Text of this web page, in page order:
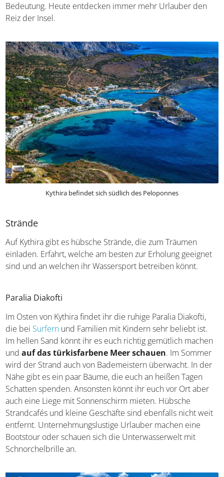
Bedeutung. Heute entdecken immer mehr Urlauber den
Reiz der Insel.
Kythira befindet sich südlich des Peloponnes
Strände
Auf Kythira gibt es hübsche Strände, die zum Träumen
einladen. Erfahrt, welche am besten zur Erholung geeignet
sind und an welchen ihr Wassersport betreiben könnt.
Paralia Diakofti
Im Osten von Kythira findet ihr die ruhige Paralia Diakofti,
die bei Surfern und Familien mit Kindern sehr beliebt ist.
Im hellen Sand könnt ihr es euch richtig gemütlich machen
undauf das türkisfarbene Meer schauen. Im Sommer
wird der Strand auch von Bademeistern überwacht. In der
Nähe gibt es ein paar Bäume, die euch an heißen Tagen
Schatten spenden. Ansonsten könnt ihr euch vor Ort aber
auch eine Liege mit Sonnenschirm mieten. Hübsche
Strandcafés und kleine Geschäfte sind ebenfalls nicht weit
entfernt. Unternehmungslustige Urlauber machen eine
Bootstour oder schauen sich die Unterwasserwelt mit
Schnorchelbrille an.